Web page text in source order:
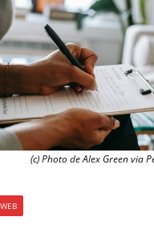
(c) Photo de Alex Green via
WEB